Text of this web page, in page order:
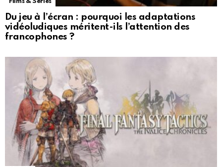
Du jeu à l’écran : pourquoi les adaptations
vidéoludiques méritent-ils l’attention des
francophones ?